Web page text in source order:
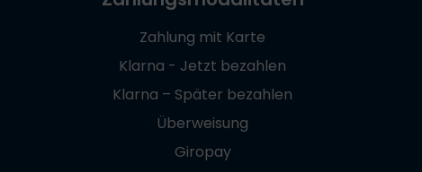
Zahlung mit Karte
Klarna - Jetzt bezahlen
Klarna – Später bezahlen
Überweisung
Giropay